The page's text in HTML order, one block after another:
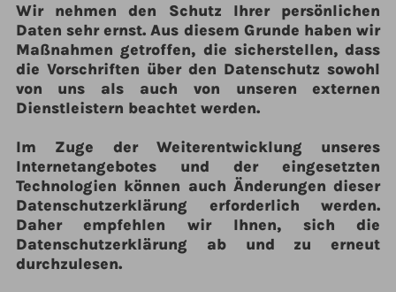
Wir nehmen den Schutz Ihrer persönlichen
Daten sehr ernst. Aus diesem Grunde haben wir
Maßnahmen getroffen, die sicherstellen, dass
die Vorschriften über den Datenschutz sowohl
von uns als auch von unseren externen
Dienstleistern beachtet werden.
Im Zuge der Weiterentwicklung unseres
Internetangebotes und der eingesetzten
Technologien können auch Änderungen dieser
Datenschutzerklärung erforderlich werden.
Daher empfehlen wir Ihnen, sich die
Datenschutzerklärung ab und zu erneut
durchzulesen.